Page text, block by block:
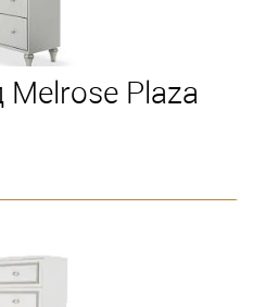
Plaza